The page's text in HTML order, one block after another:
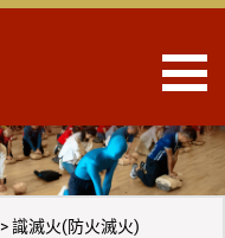
識滅火(防火滅火)